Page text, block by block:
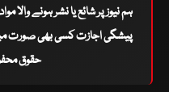
ہم نیوز پر شائع یا نشر ہونے والا
پیشگی اجازت کسی بھی صورت
حقوق